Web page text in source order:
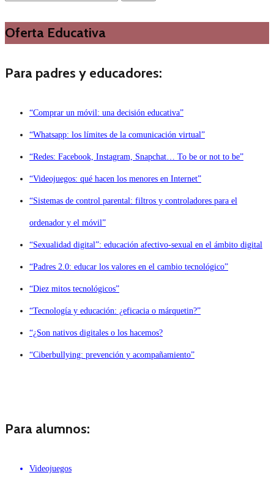
Oferta Educativa
Para padres y educadores:
“Comprar un móvil: una decisión educativa”
“Whatsapp: los límites de la comunicación virtual”
“Redes: Facebook, Instagram, Snapchat… To be or not to be”
“Videojuegos: qué hacen los menores en Internet”
“Sistemas de control parental: filtros y controladores para el
ordenador y el móvil”
“Sexualidad digital”: educación afectivo-sexual en el ámbito digital
“Padres 2.0: educar los valores en el cambio tecnológico”
“Diez mitos tecnológicos”
“Tecnología y educación: ¿eficacia o márquetin?”
“¿Son nativos digitales o los hacemos?
“Ciberbullying: prevención y acompañamiento”
Para alumnos:
Videojuegos